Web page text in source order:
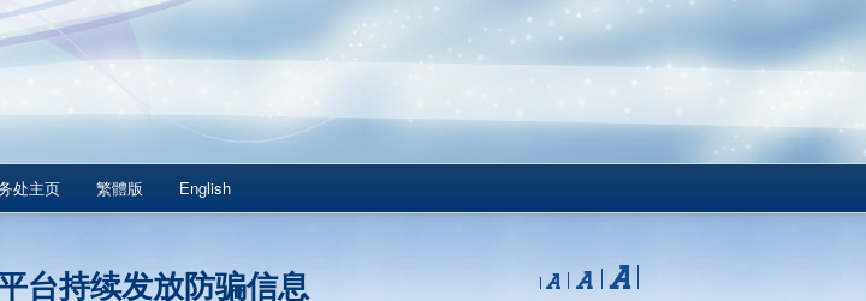
处主页 繁體版 English
台持续发放防骗信息